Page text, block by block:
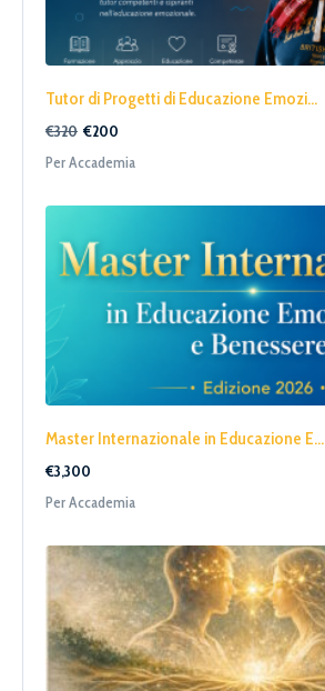
Tutor di Progetti di Educazione Emozi...
€320 €200
Per Accademia
Master Internazionale in Educazione E...
€3,300
Per Accademia